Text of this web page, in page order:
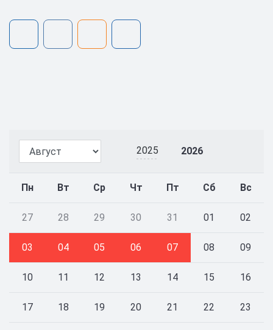
2025 2026
Пн Вт Ср Чт Пт Сб Вс
27 28 29 30 31 01 02
03 04 05 06 07 08 09
10 11 12 13 14 15 16
17 18 19 20 21 22 23